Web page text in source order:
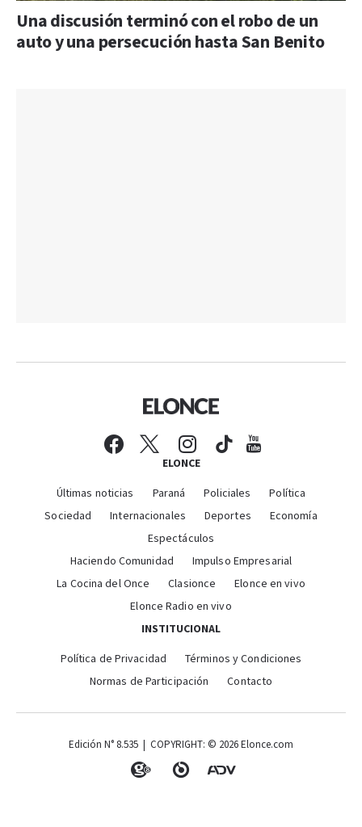
Una discusión terminó con el robo de un
auto y una persecución hasta San Benito
ELONCE
Últimas noticias Paraná Policiales
Política
Sociedad
Internacionales Deportes
Economía
Espectáculos
Haciendo Comunidad
Impulso Empresarial
La Cocina del Once
Clasionce
Elonce en vivo
Elonce Radio en vivo
INSTITUCIONAL
Política de Privacidad
Términos y Condiciones
Normas de Participación
Contacto
Edición N° 8.535 | COPYRIGHT: © 2026 Elonce.com